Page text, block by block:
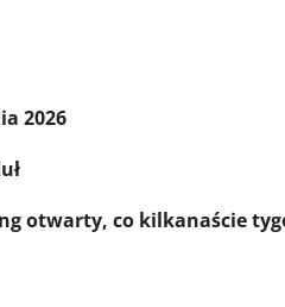
2026
otwarty, co kilkanaście